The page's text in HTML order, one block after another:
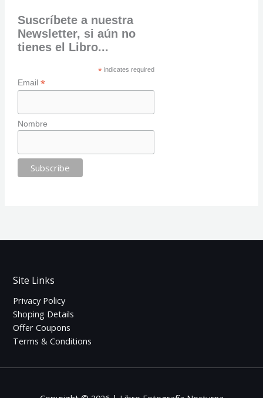
Suscríbete a nuestra
Newsletter, si aún no
tienes el Libro...
*indicates required
Email *
Nombre
Site Links
Privacy Policy
Shoping Details
Offer Coupons
Terms & Conditions